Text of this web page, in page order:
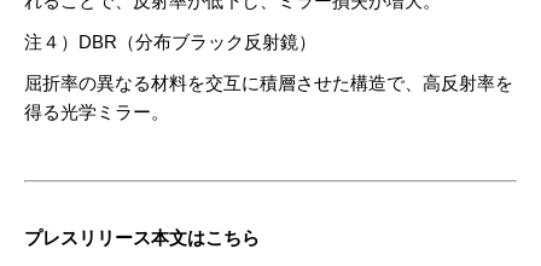
注４）DBR（分布ブラック反射鏡）
屈折率の異なる材料を交互に積層させた構造で、高反射率を
得る光学ミラー。
プレスリリース本文はこちら